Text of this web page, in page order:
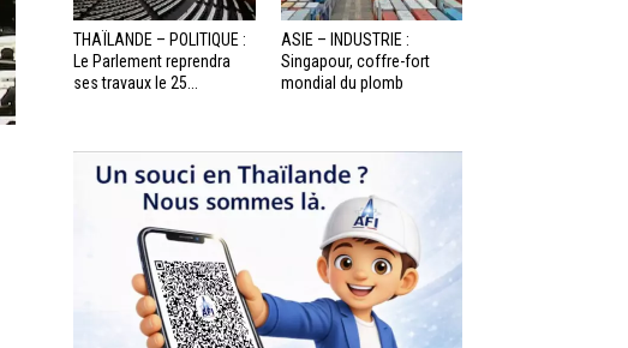
THAÏLANDE – POLITIQUE :
Le Parlement reprendra
ses travaux le 25...
ASIE – INDUSTRIE :
Singapour, coffre-fort
mondial du plomb